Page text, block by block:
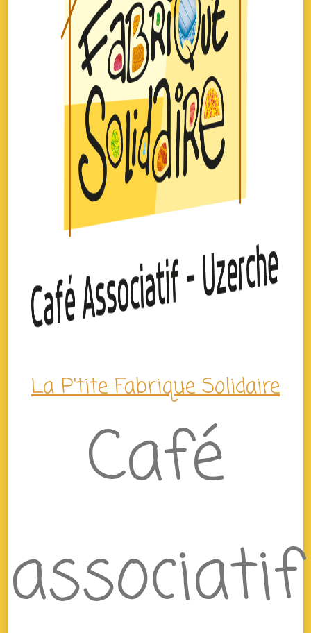
La P'tite Fabrique Solidaire
Café
associatif